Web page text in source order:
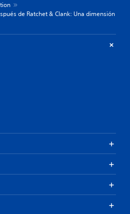
de Ratchet & Clank: Una dimensión